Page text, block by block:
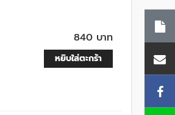
840 บาท
หยิบใส่ตะกร้า